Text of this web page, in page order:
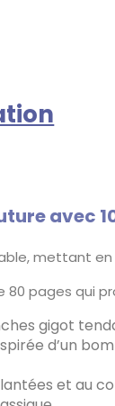
avec
mettant
pages qui
gigot
d’un
et au